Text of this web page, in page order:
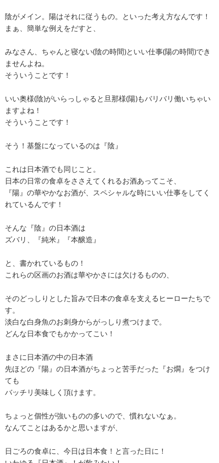
陰がメイン。陽はそれに従うもの。といった考え方なんです！
まぁ、簡単な例えをだすと、
みなさん、ちゃんと寝ない(陰の時間)といい仕事(陽の時間)でき
ませんよね。
そういうことです！
いい奥様(陰)がいらっしゃると旦那様(陽)もバリバリ働いちゃい
ますよね！
そういうことです！
そう！基盤になっているのは『陰』
これは日本酒でも同じこと。
日本の日常の食卓をささえてくれるお酒あってこそ、
『陽』の華やかなお酒が、スペシャルな時にいい仕事をしてく
れているんです！
そんな『陰』の日本酒は
ズバリ、『純米』『本醸造』
と、書かれているもの！
これらの区画のお酒は華やかさには欠けるものの、
そのどっしりとした旨みで日本の食卓を支えるヒーローたちで
す。
淡白な白身魚のお刺身からがっしり煮つけまで。
どんな日本食でもかかってこい！
まさに日本酒の中の日本酒
先ほどの『陽』の日本酒がちょっと苦手だった『お燗』をつけ
ても
バッチリ美味しく頂けます。
ちょっと個性が強いものの多いので、慣れないなぁ。
なんてことはあるかと思いますが、
日ごろの食卓に、今日は日本食！と言った日に！